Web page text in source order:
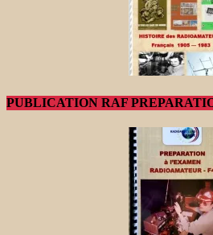
PUBLICATION RAF